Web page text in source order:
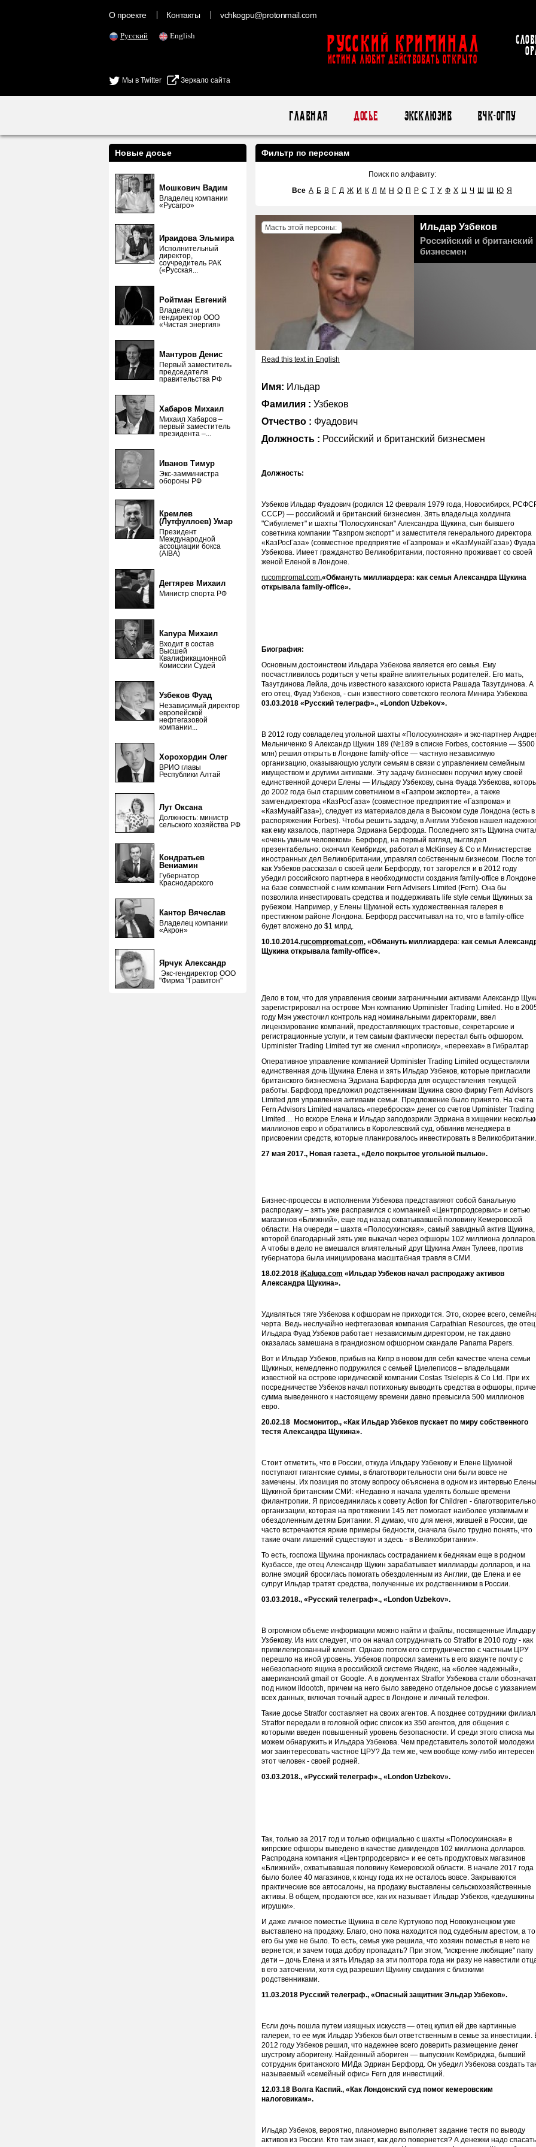
О проекте Контакты vchkogpu@protonmail.com
Русский English
Мы в Twitter Зеркало сайта
Русский Криминал
ИСТИНА ЛЮБИТ ДЕЙСТВОВАТЬ ОТКРЫТО
Главная Досье Эксклюзив ВЧК-ОГПУ
Новые досье
Мошкович Вадим
Владелец компании
«Русагро»
Ираидова Эльмира
Исполнительный
директор,
соучредитель РАК
(«Русская...
Ройтман Евгений
Владелец и
гендиректор ООО
«Чистая энергия»
Мантуров Денис
Первый заместитель
председателя
правительства РФ
Хабаров Михаил
Михаил Хабаров –
первый заместитель
президента –...
Иванов Тимур
Экс-замминистра
обороны РФ
Кремлев
(Лутфуллоев) Умар
Президент
Международной
ассоциации бокса
(AIBA)
Дегтярев Михаил
Министр спорта РФ
Капура Михаил
Входит в состав
Высшей
Квалификационной
Комиссии Судей
Узбеков Фуад
Независимый директор
европейской
нефтегазовой
компании...
Хорохордин Олег
ВРИО главы
Республики Алтай
Лут Оксана
Должность: министр
сельского хозяйства РФ
Кондратьев
Вениамин
Губернатор
Краснодарского
Кантор Вячеслав
Владелец компании
«Акрон»
Ярчук Александр
Экс-гендиректор ООО
"Фирма "Гравитон"
Фильтр по персонам
Поиск по алфавиту:
Все А Б В Г Д Ж И К Л М Н О П Р С Т У Ф Х Ц Ч Ш Щ Ю Я
Масть этой персоны:
Ильдар Узбеков
Российский и британский
бизнесмен
Read this text in English
Имя: Ильдар
Фамилия : Узбеков
Отчество : Фуадович
Должность : Российский и британский бизнесмен
Должность:
Узбеков Ильдар Фуадович (родился 12 февраля 1979 года, Новосибирск,
СССР) — российский и британский бизнесмен. Зять владельца холдинга
"Сибуглемет" и шахты "Полосухинская" Александра Щукина, сын бывшего
советника компании "Газпром экспорт" и заместителя генерального директора
«КазРосГаза» (совместное предприятие «Газпрома» и «КазМунайГаза») Фуада
Узбекова. Имеет гражданство Великобритании, постоянно проживает со своей
женой Еленой в Лондоне.
rucompromat.com,«Обмануть миллиардера: как семья Александра Щукина
открывала family-office».
Биография:
Основным достоинством Ильдара Узбекова является его семья. Ему
посчастливилось родиться у четы крайне влиятельных родителей. Его мать,
Тазутдинова Лейла, дочь известного казахского юриста Рашада Тазутдинова. А
его отец, Фуад Узбеков, - сын известного советского геолога Минира Узбекова
03.03.2018 «Русский телеграф»., « London Uzbekov».
В 2012 году совладелец угольной шахты «Полосухинская» и экс-партнер
Мельниченко 9 Александр Щукин 189 (№189 в списке Forbes, состояние — $500
млн) решил открыть в Лондоне family-office — частную независимую
организацию, оказывающую услуги семьям в связи с управлением семейным
имуществом и другими активами. Эту задачу бизнесмен поручил мужу своей
единственной дочери Елены — Ильдару Узбекову, сына Фуада Узбекова,
до 2002 года был старшим советником в «Газпром экспорте», а также
замгендиректора «КазРосГаза» (совместное предприятие «Газпрома» и
«КазМунайГаза»), следует из материалов дела в Высоком суде Лондона (есть в
распоряжении Forbes). Чтобы решить задачу, в Англии Узбеков нашел
как ему казалось, партнера Эдриана Берфорда. Последнего зять Щукина
«очень умным человеком». Берфорд, на первый взгляд, выглядел
презентабельно: окончил Кембридж, работал в McKinsey & Co и Министерстве
иностранных дел Великобритании, управлял собственным бизнесом. После
как Узбеков рассказал о своей цели Берфорду, тот загорелся и в 2012 году
убедил российского партнера в необходимости создания family-office в Лондоне
на базе совместной с ним компании Fern Advisers Limited (Fern). Она бы
позволила инвестировать средства и поддерживать life style семьи Щукиных за
рубежом. Например, у Елены Щукиной есть художественная галерея в
престижном районе Лондона. Берфорд рассчитывал на то, что в family-office
будет вложено до $1 млрд.
10.10.2014.rucompromat.com, «Обмануть миллиардера: как семья
Щукина открывала family-office».
Дело в том, что для управления своими заграничными активами Александр
зарегистрировал на острове Мэн компанию Upminister Trading Limited. Но в
году Мэн ужесточил контроль над номинальными директорами, ввел
лицензирование компаний, предоставляющих трастовые, секретарские и
регистрационные услуги, и тем самым фактически перестал быть офшором.
Upminister Trading Limited тут же сменил «прописку», «переехав» в Гибралтар
Оперативное управление компанией Upminister Trading Limited осуществляли
единственная дочь Щукина Елена и зять Ильдар Узбеков, которые пригласили
британского бизнесмена Эдриана Барфорда для осуществления текущей
работы. Барфорд предложил родственникам Щукина свою фирму Fern Advisors
Limited для управления активами семьи. Предложение было принято. На счета
Fern Advisors Limited началась «переброска» денег со счетов Upminister Trading
Limited… Но вскоре Елена и Ильдар заподозрили Эдриана в хищении
миллионов евро и обратились в Королевсвкий суд, обвинив менеджера в
присвоении средств, которые планировалось инвестировать в Великобритании.
27 мая 2017., Новая газета., «Дело покрытое угольной пылью».
Бизнес-процессы в исполнении Узбекова представляют собой банальную
распродажу – зять уже расправился с компанией «Центрпродсервис» и сетью
магазинов «Ближний», еще год назад охватывавшей половину Кемеровской
области. На очереди – шахта «Полосухинская», самый завидный актив Щукина,
которой благодарный зять уже выкачал через офшоры 102 миллиона долларов.
А чтобы в дело не вмешался влиятельный друг Щукина Аман Тулеев, против
губернатора была инициирована масштабная травля в СМИ.
18.02.2018 iKaluga.com «Ильдар Узбеков начал распродажу активов
Александра Щукина».
Удивляться тяге Узбекова к офшорам не приходится. Это, скорее всего,
черта. Ведь неслучайно нефтегазовая компания Carpathian Resources, где отец
Ильдара Фуад Узбеков работает независимым директором, не так давно
оказалась замешана в грандиозном офшорном скандале Panama Papers.
Вот и Ильдар Узбеков, прибыв на Кипр в новом для себя качестве члена семьи
Щукиных, немедленно подружился с семьей Циелеписов – владельцами
известной на острове юридической компании Costas Tsielepis & Co Ltd. При их
посредничестве Узбеков начал потихоньку выводить средства в офшоры,
сумма выведенного к настоящему времени давно превысила 500 миллионов
евро.
20.02.18 Мосмонитор., «Как Ильдар Узбеков пускает по миру собственного
тестя Александра Щукина».
Стоит отметить, что в России, откуда Ильдару Узбекову и Елене Щукиной
поступают гигантские суммы, в благотворительности они были вовсе не
замечены. Их позиция по этому вопросу объяснена в одном из интервью Елены
Щукиной британским СМИ: «Недавно я начала уделять больше времени
филантропии. Я присоединилась к совету Action for Children -
организации, которая на протяжении 145 лет помогает наиболее уязвимым и
обездоленным детям Британии. Я думаю, что для меня, жившей в России, где
часто встречаются яркие примеры бедности, сначала было трудно понять, что
такие очаги лишений существуют и здесь - в Великобритании».
То есть, госпожа Щукина прониклась состраданием к беднякам еще в родном
Кузбассе, где отец Александр Щукин зарабатывает миллиарды долларов, и на
волне эмоций бросилась помогать обездоленным из Англии, где Елена и ее
супруг Ильдар тратят средства, полученные их родственником в России.
03.03.2018., «Русский телеграф»., « London Uzbekov».
В огромном объеме информации можно найти и файлы, посвященные Ильдару
Узбекову. Из них следует, что он начал сотрудничать со Stratfor в 2010 году - как
привилегированный клиент. Однако потом его сотрудничество с частным ЦРУ
перешло на иной уровень. Узбеков попросил заменить в его акаунте почту с
небезопасного ящика в российской системе Яндекс, на «более надежный»,
американский gmail от Google. А в документах Stratfor Узбекова стали
под ником ildootch, причем на него было заведено отдельное досье с указанием
всех данных, включая точный адрес в Лондоне и личный телефон.
Такие досье Stratfor составляет на своих агентов. А позднее сотрудники
Stratfor передали в головной офис список из 350 агентов, для общения с
которыми введен повышенный уровень безопасности. И среди этого списка мы
можем обнаружить и Ильдара Узбекова. Чем представитель золотой молодежи
мог заинтересовать частное ЦРУ? Да тем же, чем вообще кому-либо интересен
этот человек - своей родней.
03.03.2018., «Русский телеграф»., « London Uzbekov».
Так, только за 2017 год и только официально с шахты «Полосухинская» в
кипрские офшоры выведено в качестве дивидендов 102 миллиона долларов.
Распродана компания «Центрпродсервис» и ее сеть продуктовых магазинов
«Ближний», охватывавшая половину Кемеровской области. В начале 2017 года
было более 40 магазинов, к концу года их не осталось вовсе. Закрываются
практические все автосалоны, на продажу выставлены сельскохозяйственные
активы. В общем, продаются все, как их называет Ильдар Узбеков, «дедушкины
игрушки».
И даже личное поместье Щукина в селе Куртуково под Новокузнецком уже
выставлено на продажу. Благо, оно пока находится под судебным арестом, а
его бы уже не было. То есть, семья уже решила, что хозяин поместья в него не
вернется; и зачем тогда добру пропадать? При этом, "искренне любящие" папу
дети – дочь Елена и зять Ильдар за эти полтора года ни разу не навестили
в его заточении, хотя суд разрешил Щукину свидания с близкими
родственниками.
11.03.2018 Русский телеграф., «Опасный защитник Эльдар Узбеков».
Если дочь пошла путем изящных искусств — отец купил ей две картинные
галереи, то ее муж Ильдар Узбеков был ответственным в семье за инвестиции.
2012 году Узбеков решил, что надежнее всего доверить размещение денег
шустрому аборигену. Найденный абориген — выпускник Кембриджа, бывший
сотрудник британского МИДа Эдриан Берфорд. Он убедил Узбекова создать
называемый «семейный офис» Fern для инвестиций.
12.03.18 Волга Каспий., «Как Лондонский суд помог кемеровским
налоговикам».
Ильдар Узбеков, вероятно, планомерно выполняет задание тестя по выводу
активов из России. Кто там знает, как дело повернется? А денежки надо